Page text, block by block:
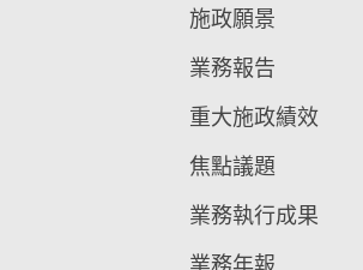
施政願景
業務報告
重大施政績效
焦點議題
業務執行成果